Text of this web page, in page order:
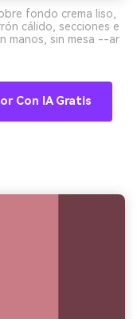
fondo crema liso,
cálido, secciones e
manos, sin mesa --ar
Con IA Gratis